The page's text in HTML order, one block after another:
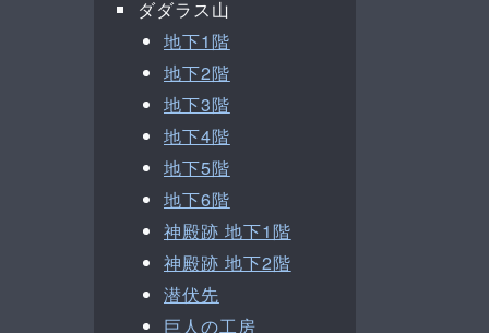
ダダラス山
地下1階
地下2階
地下3階
地下4階
地下5階
地下6階
神殿跡 地下1階
神殿跡 地下2階
潜伏先
巨人の工房